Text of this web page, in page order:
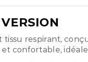
respirant,
confortable,